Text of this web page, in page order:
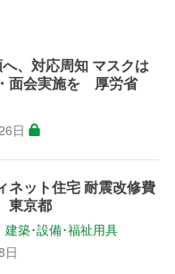
、対応周知 マスクは
面会実施を 厚労省
日
ネット住宅 耐震改修費
東京都
建築･設備･福祉用具
日